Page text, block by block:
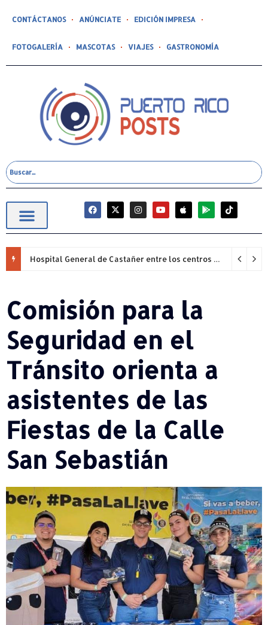
CONTÁCTANOS ANÚNCIATE EDICIÓN IMPRESA
FOTOGALERÍA MASCOTAS VIAJES GASTRONOMÍA
Hospital General de Castañer entre los centros de salud comunitarios con mejor desempeño clínico de Estados Unidos
Comisión para la
Seguridad en el
Tránsito orienta a
asistentes de las
Fiestas de la Calle
San Sebastián